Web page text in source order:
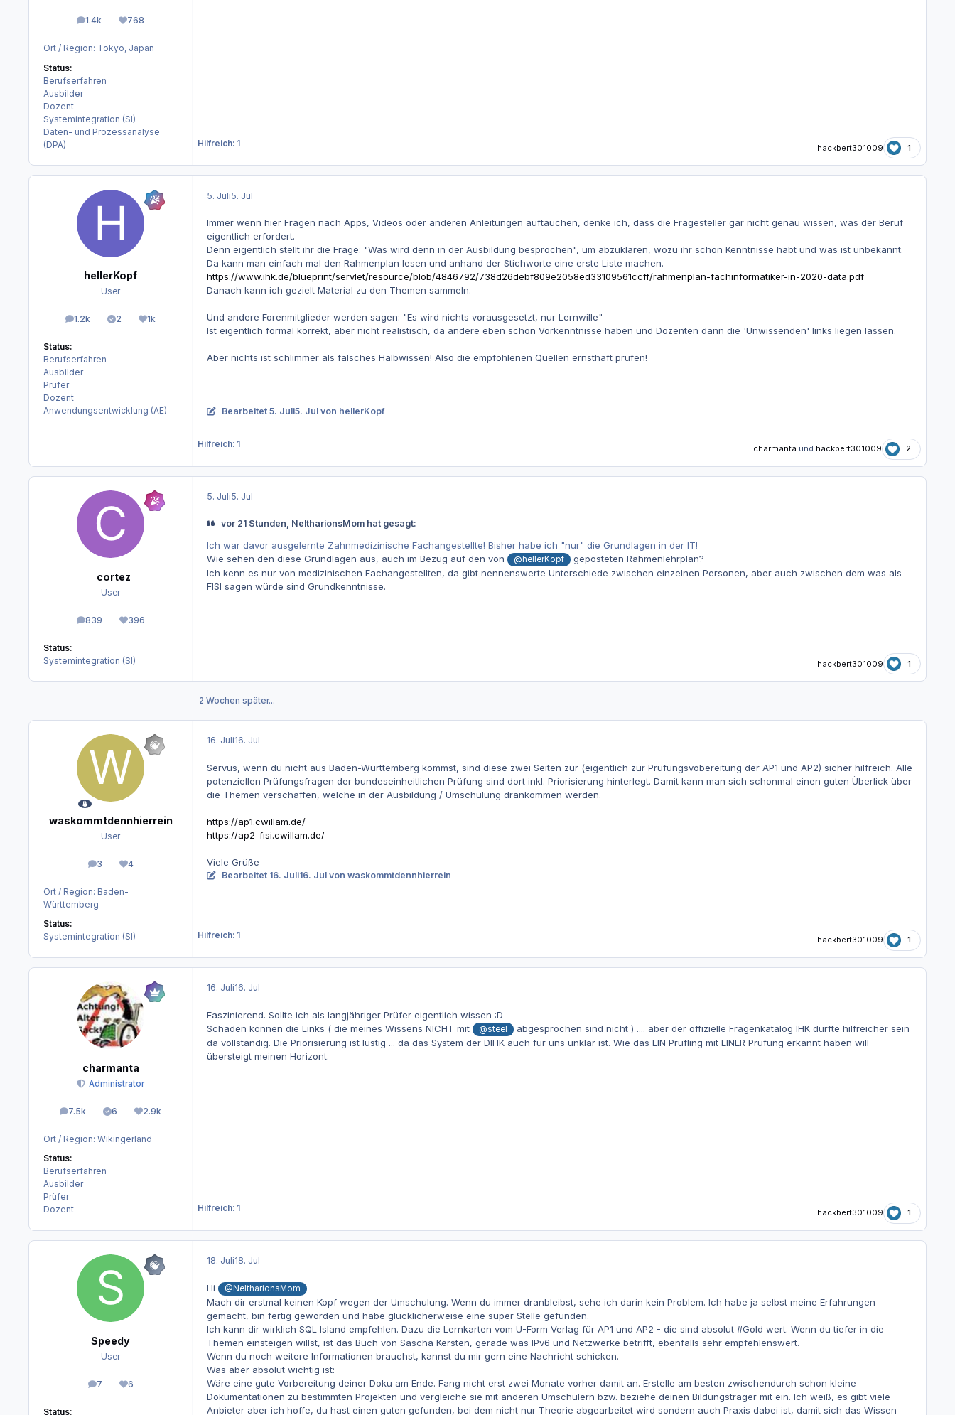
1.4k
Beiträge 768
Reputation
Ort / Region: Tokyo, Japan
Status:
Berufserfahren
Ausbilder
Dozent
Systemintegration (SI)
Daten- und Prozessanalyse
(DPA)
Hilfreich: 1 hackbert301009 1
hellerKopf
User
1.2k
Beiträge 2
Lösungen
1k
Reputation
Status:
Berufserfahren
Ausbilder
Prüfer
Dozent
Anwendungsentwicklung (AE)
5. Juli5. Jul
Immer wenn hier Fragen nach Apps, Videos oder anderen Anleitungen auftauchen, denke ich, dass die Fragesteller gar nicht genau wissen, was der Beruf
eigentlich erfordert.
Denn eigentlich stellt ihr die Frage: "Was wird denn in der Ausbildung besprochen", um abzuklären, wozu ihr schon Kenntnisse habt und was ist unbekannt.
Da kann man einfach mal den Rahmenplan lesen und anhand der Stichworte eine erste Liste machen.
https://www.ihk.de/blueprint/servlet/resource/blob/4846792/738d26debf809e2058ed33109561ccff/rahmenplan-fachinformatiker-in-2020-data.pdf
Danach kann ich gezielt Material zu den Themen sammeln.
Und andere Forenmitglieder werden sagen: "Es wird nichts vorausgesetzt, nur Lernwille"
Ist eigentlich formal korrekt, aber nicht realistisch, da andere eben schon Vorkenntnisse haben und Dozenten dann die 'Unwissenden' links liegen lassen.
Aber nichts ist schlimmer als falsches Halbwissen! Also die empfohlenen Quellen ernsthaft prüfen!
Bearbeitet 5. Juli5. Julvon hellerKopf
Hilfreich: 1 charmanta und hackbert301009 2
cortez
User
839
Beiträge 396
Reputation
Status:
Systemintegration (SI)
5. Juli5. Jul
vor 21 Stunden, NeltharionsMom hat gesagt:
Ich war davor ausgelernte Zahnmedizinische Fachangestellte! Bisher habe ich "nur" die Grundlagen in der IT!
Wie sehen den diese Grundlagen aus, auch im Bezug auf den von
@hellerKopf
geposteten Rahmenlehrplan?
Ich kenn es nur von medizinischen Fachangestellten, da gibt nennenswerte Unterschiede zwischen einzelnen Personen, aber auch zwischen dem was als
FISI sagen würde sind Grundkenntnisse.
hackbert301009 1
2 Wochen später...
waskommtdennhierrein
User
3
Beiträge4
Reputation
Ort / Region: Baden-
Württemberg
Status:
Systemintegration (SI)
16. Juli16. Jul
Servus, wenn du nicht aus Baden-Württemberg kommst, sind diese zwei Seiten zur (eigentlich zur Prüfungsvobereitung der AP1 und AP2) sicher hilfreich. Alle
potenziellen Prüfungsfragen der bundeseinheitlichen Prüfung sind dort inkl. Priorisierung hinterlegt. Damit kann man sich schonmal einen guten Überlick über
die Themen verschaffen, welche in der Ausbildung / Umschulung drankommen werden.
https://ap1.cwillam.de/
https://ap2-fisi.cwillam.de/
Viele Grüße
Bearbeitet 16. Juli16. Julvon waskommtdennhierrein
Hilfreich: 1 hackbert301009 1
charmanta
Administrator
7.5k
Beiträge 6
Lösungen2.9k
Reputation
Ort / Region: Wikingerland
Status:
Berufserfahren
Ausbilder
Prüfer
Dozent
16. Juli16. Jul
Faszinierend. Sollte ich als langjähriger Prüfer eigentlich wissen :D
Schaden können die Links ( die meines Wissens NICHT mit
@steel
abgesprochen sind nicht ) .... aber der offizielle Fragenkatalog IHK dürfte hilfreicher sein
da vollständig. Die Priorisierung ist lustig ... da das System der DIHK auch für uns unklar ist. Wie das EIN Prüfling mit EINER Prüfung erkannt haben will
übersteigt meinen Horizont.
Hilfreich: 1 hackbert301009 1
Speedy
User
7
Beiträge6
Reputation
Status:
18. Juli18. Jul
Hi @NeltharionsMom
Mach dir erstmal keinen Kopf wegen der Umschulung. Wenn du immer dranbleibst, sehe ich darin kein Problem. Ich habe ja selbst meine Erfahrungen
gemacht, bin fertig geworden und habe glücklicherweise eine super Stelle gefunden.
Ich kann dir wirklich SQL Island empfehlen. Dazu die Lernkarten vom U-Form Verlag für AP1 und AP2 - die sind absolut #Gold wert. Wenn du tiefer in die
Themen einsteigen willst, ist das Buch von Sascha Kersten, gerade was IPv6 und Netzwerke betrifft, ebenfalls sehr empfehlenswert.
Wenn du noch weitere Informationen brauchst, kannst du mir gern eine Nachricht schicken.
Was aber absolut wichtig ist:
Wäre eine gute Vorbereitung deiner Doku am Ende. Fang nicht erst zwei Monate vorher damit an. Erstelle am besten zwischendurch schon kleine
Dokumentationen zu bestimmten Projekten und vergleiche sie mit anderen Umschülern bzw. beziehe deinen Bildungsträger mit ein. Ich weiß, es gibt viele
Anbieter aber ich hoffe, du hast einen guten gefunden, bei dem nicht nur Theorie abgearbeitet wird sondern auch Praxis dabei ist, damit sich das Wissen